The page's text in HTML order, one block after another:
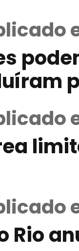
Rio